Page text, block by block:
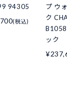
94305
(税込)
プ ウ
ク
ック